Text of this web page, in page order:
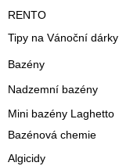
RENTO
Tipy na Vánoční dárky
Bazény
Nadzemní bazény
Mini bazény Laghetto
Bazénová chemie
Algicidy